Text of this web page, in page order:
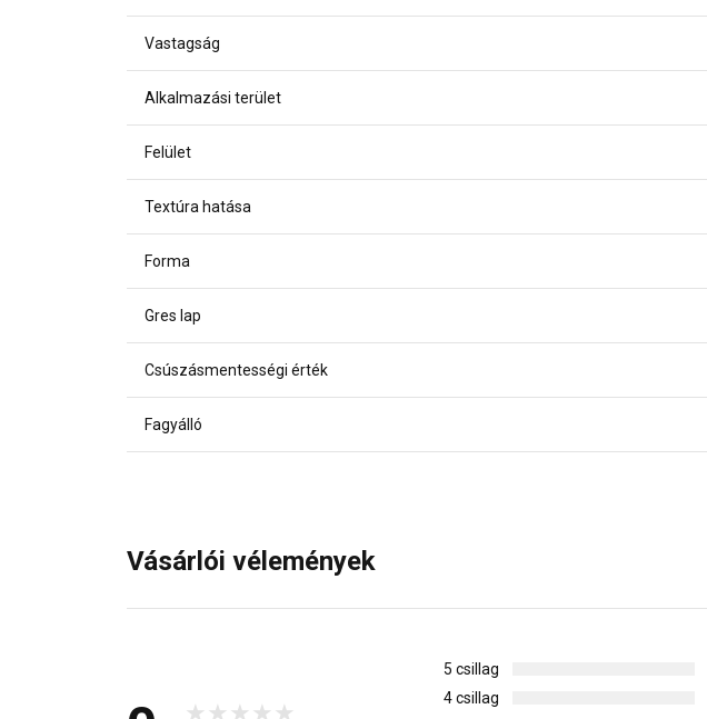
Vastagság
Alkalmazási terület
Felület
Textúra hatása
Forma
Gres lap
Csúszásmentességi érték
Fagyálló
Vásárlói vélemények
5 csillag
4 csillag